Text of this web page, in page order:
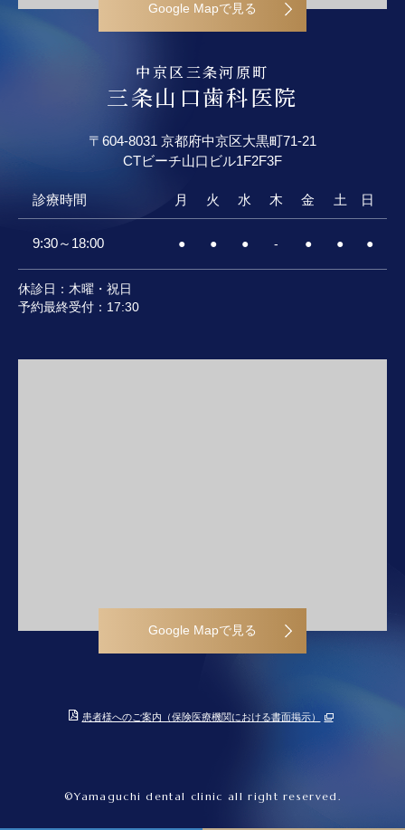
Google Mapで見る
中京区三条河原町
三条山口歯科医院
〒604-8031 京都府中京区大黒町71-21
CTビーチ山口ビル1F2F3F
診療時間 月 火 水 木 金 土 日
9:30～18:00 ● ● ● - ● ● ●
休診日：木曜・祝日
予約最終受付：17:30
Google Mapで見る
患者様へのご案内（保険医療機関における書面掲示）
©Yamaguchi dental clinic all right reserved.